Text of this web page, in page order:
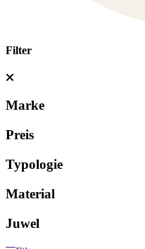
Filter
Marke
Preis
Typologie
Material
Juwel